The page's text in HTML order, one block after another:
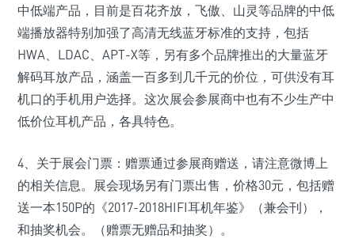
中低端产品，目前是百花齐放，飞傲、山灵等品牌的中低
端播放器特别加强了高清无线蓝牙标准的支持，包括
HWA、LDAC、APT-X等，另有多个品牌推出的大量蓝牙
解码耳放产品，涵盖一百多到几千元的价位，可供没有耳
机口的手机用户选择。这次展会参展商中也有不少生产中
低价位耳机产品，各具特色。
4、关于展会门票：赠票通过参展商赠送，请注意微博上
的相关信息。展会现场另有门票出售，价格30元，包括赠
送一本150P的《2017-2018HIFI耳机年鉴》（兼会刊），
和抽奖机会。（赠票无赠品和抽奖）。